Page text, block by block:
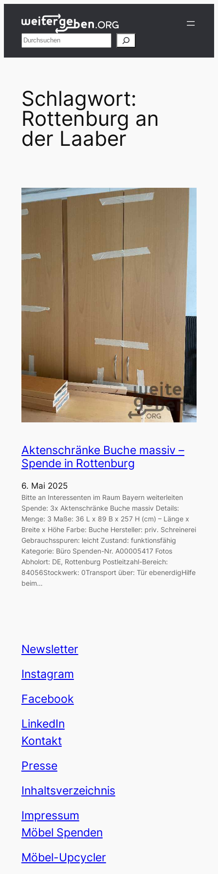
Inhalt
springenSuchen
Schlagwort:
Rottenburg an
der Laaber
Aktenschränke Buche massiv –
Spende in Rottenburg
6. Mai 2025
Bitte an Interessenten im Raum Bayern weiterleiten
Spende: 3x Aktenschränke Buche massiv Details:
Menge: 3 Maße: 36 L x 89 B x 257 H (cm) – Länge x
Breite x Höhe Farbe: Buche Hersteller: priv. Schreinerei
Gebrauchsspuren: leicht Zustand: funktionsfähig
Kategorie: Büro Spenden-Nr. A00005417 Fotos
Abholort: DE, Rottenburg Postleitzahl-Bereich:
84056Stockwerk: 0Transport über: Tür ebenerdigHilfe
beim…
Newsletter
Instagram
Facebook
LinkedIn
Kontakt
Presse
Inhaltsverzeichnis
Impressum
Möbel Spenden
Möbel-Upcycler